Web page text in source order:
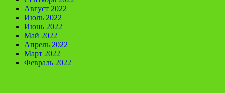
Август 2022
Июль 2022
Июнь 2022
Май 2022
Апрель 2022
Март 2022
Февраль 2022